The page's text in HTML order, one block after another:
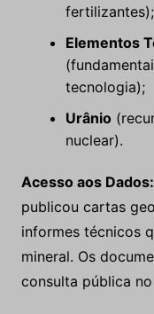
fertilizantes);
Elementos
tecnologia);
Urânio
nuclear).
Acesso aos Dados:
publicou cartas
informes técnicos
mineral. Os
consulta pública